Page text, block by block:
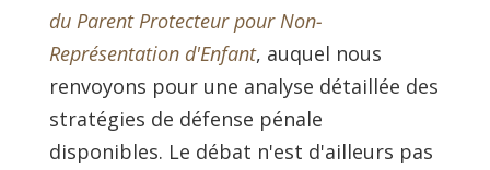
du Parent Protecteur pour Non-
Représentation d'Enfant, auquel nous
renvoyons pour une analyse détaillée des
stratégies de défense pénale
disponibles. Le débat n'est d'ailleurs pas